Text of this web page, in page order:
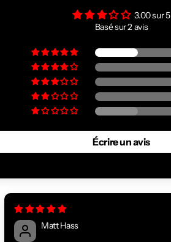
3.00 sur 5
Basé sur 2 avis
Écrire un avis
Matt Hass